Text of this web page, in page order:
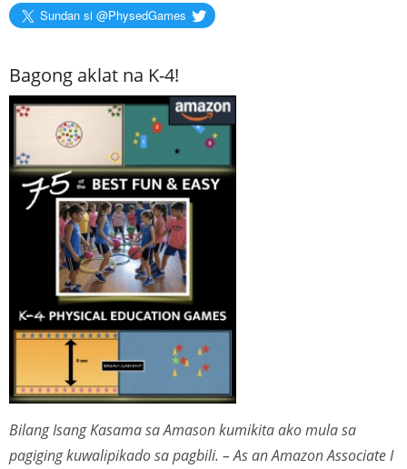
Sundan si @PhysedGames
Bagong aklat na K-4!
Bilang Isang Kasama sa Amason kumikita ako mula sa
pagiging kuwalipikado sa pagbili. – As an Amazon Associate I